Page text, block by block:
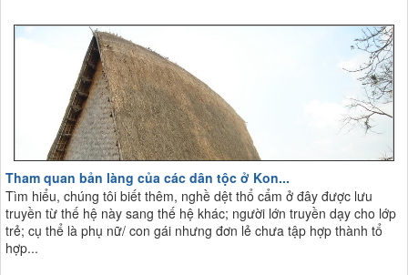
Tham quan bản làng của các dân tộc ở Kon...
Tìm hiểu, chúng tôi biết thêm, nghề dệt thổ cẩm ở đây được lưu
truyền từ thế hệ này sang thế hệ khác; người lớn truyền dạy cho lớp
trẻ; cụ thể là phụ nữ/ con gái nhưng đơn lẻ chưa tập hợp thành tổ
hợp...